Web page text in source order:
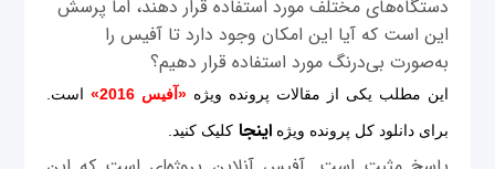
دستگاه‌های مختلف مورد استفاده قرار دهند، اما پرسش
این است که آیا این امکان وجود دارد تا آفیس را
به‌صورت بی‌درنگ مورد استفاده قرار دهیم؟
این مطلب یکی از مقالات پرونده ویژه «آفیس 2016» است.
برای دانلود کل پرونده ویژهاینجا کلیک کنید.